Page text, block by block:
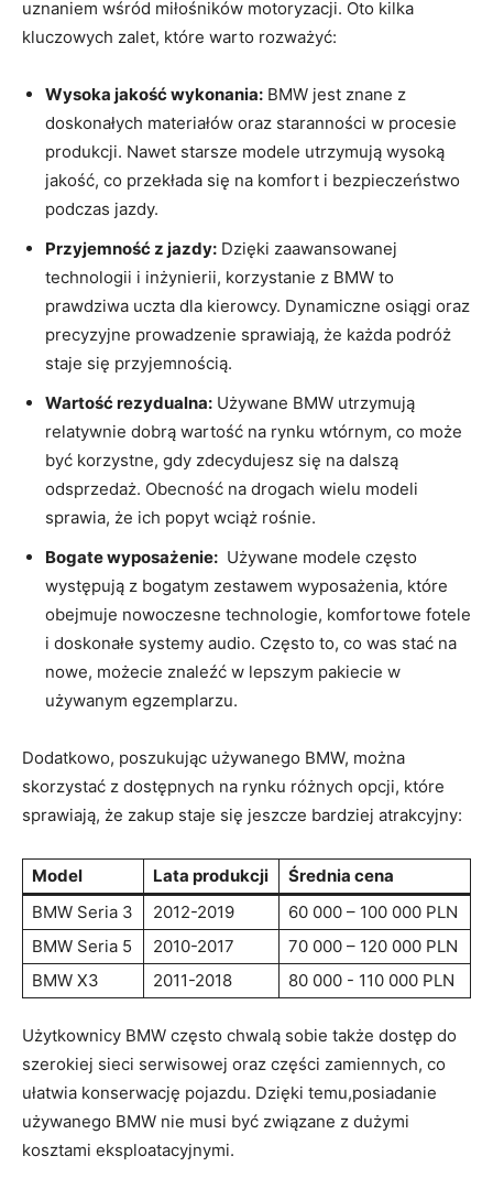
uznaniem wśród miłośników motoryzacji. Oto kilka
kluczowych zalet,‍ które warto rozważyć:
Wysoka jakość⁣ wykonania: BMW jest znane z‍
doskonałych materiałów oraz staranności w procesie ​
produkcji. Nawet starsze modele utrzymują wysoką
jakość, co ⁢przekłada się na komfort‍ i bezpieczeństwo
podczas jazdy.
Przyjemność​ z​ jazdy: Dzięki zaawansowanej
technologii⁤ i inżynierii, ​korzystanie z BMW⁣ to
prawdziwa⁤ uczta dla kierowcy. Dynamiczne osiągi ⁢oraz
precyzyjne ⁣prowadzenie ​sprawiają, ‍że każda ⁣podróż​
staje się przyjemnością.
Wartość rezydualna: ‌Używane‌ BMW⁣ utrzymują
relatywnie ‌dobrą​ wartość na rynku wtórnym, co ⁢może
być⁢ korzystne, gdy zdecydujesz‌ się na dalszą⁤
odsprzedaż.⁢ Obecność na drogach wielu modeli
sprawia, że ‌ich popyt ‌wciąż rośnie.
Bogate ⁣wyposażenie: ⁤ Używane modele często
występują z bogatym zestawem⁤ wyposażenia,⁢ które
obejmuje nowoczesne‍ technologie, komfortowe‌ fotele‍
i doskonałe systemy audio. Często⁣ to, co ‍was​ stać na
nowe, możecie znaleźć w lepszym pakiecie w
używanym egzemplarzu.
Dodatkowo, poszukując używanego BMW, ​można
skorzystać z dostępnych na rynku różnych ⁤opcji, ⁣które
sprawiają, że‍ zakup⁣ staje się‍ jeszcze bardziej atrakcyjny:
Model Lata produkcji
Średnia ​cena
BMW Seria 3
2012-2019
60 000 – 100 ⁤000 PLN
BMW Seria 5
2010-2017
70 000 – ‌120 000 PLN
BMW X3
2011-2018 80 000 ⁢- 110 000 PLN
Użytkownicy BMW często​ chwalą sobie także dostęp⁢ do ​
szerokiej‍ sieci serwisowej oraz części zamiennych, co
ułatwia konserwację pojazdu. Dzięki temu,posiadanie
używanego‍ BMW ‌nie musi być ​związane z dużymi
‌kosztami eksploatacyjnymi.